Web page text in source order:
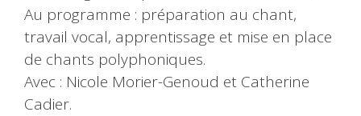
Au programme : préparation au chant,
travail vocal, apprentissage et mise en place
de chants polyphoniques.
Avec : Nicole Morier-Genoud et Catherine
Cadier.